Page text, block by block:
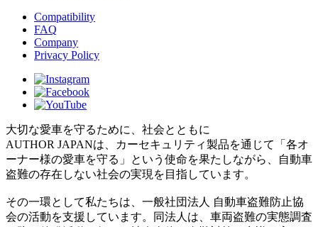
Compatibility
FAQ
Company
Privacy Policy
大切な愛車を守るために、社会とともに
AUTHOR JAPANは、カーセキュリティ製品を通じて「各オ
ーナー様の愛車を守る」という使命を果たしながら、自動車
盗難の存在しない社会の実現を目指しています。
その一環として私たちは、一般社団法人 自動車盗難防止協
会の活動を支援しています。同法人は、車両盗難の実態調査